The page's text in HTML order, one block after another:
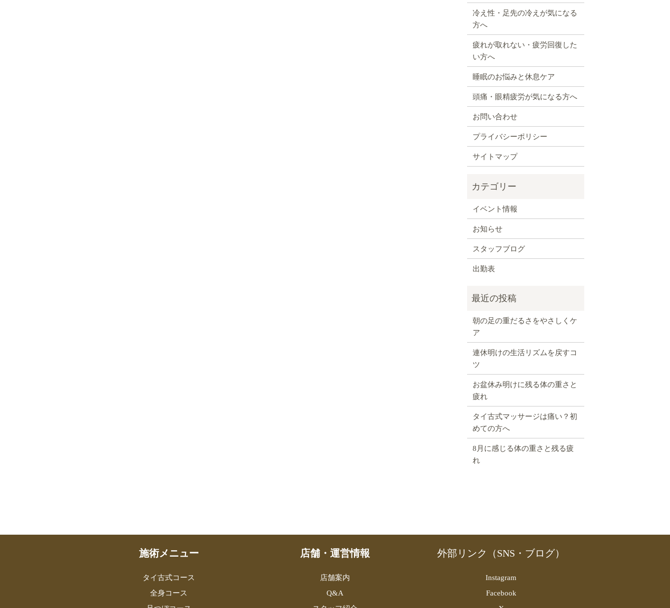
冷え性・足先の冷えが気になる
方へ
疲れが取れない・疲労回復した
い方へ
睡眠のお悩みと休息ケア
頭痛・眼精疲労が気になる方へ
お問い合わせ
プライバシーポリシー
サイトマップ
イベント情報
お知らせ
スタッフブログ
出勤表
朝の足の重だるさをやさしくケ
ア
連休明けの生活リズムを戻すコ
ツ
お盆休み明けに残る体の重さと
疲れ
タイ古式マッサージは痛い？初
めての方へ
8月に感じる体の重さと残る疲
れ
施術メニュー
タイ古式コース
全身コース
店舗・運営情報
店舗案内
Q&A
外部リンク（SNS・ブログ）
Instagram
Facebook